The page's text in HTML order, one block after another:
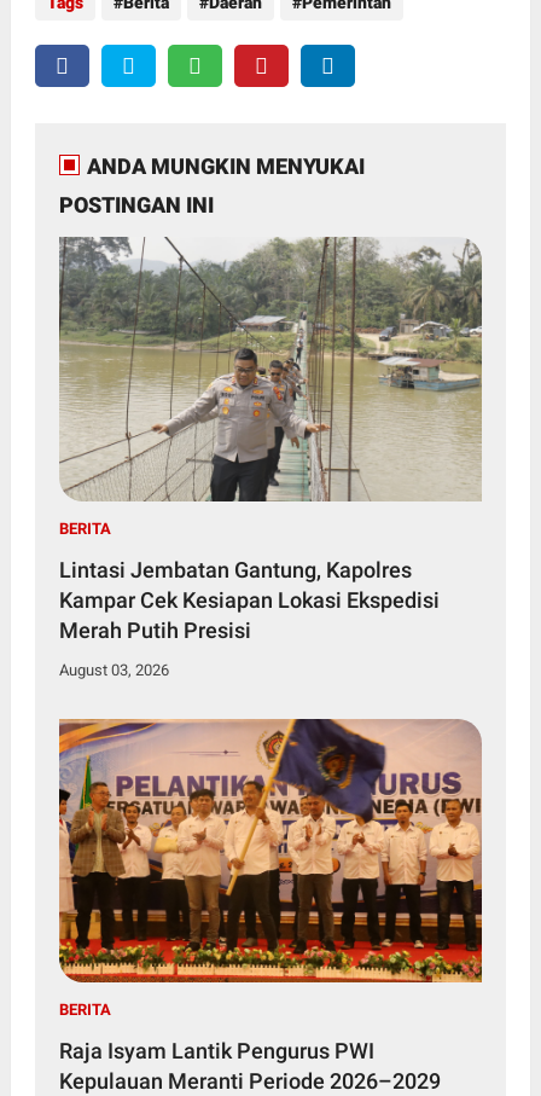
ANDA MUNGKIN MENYUKAI
POSTINGAN INI
BERITA
Lintasi Jembatan Gantung, Kapolres
Kampar Cek Kesiapan Lokasi Ekspedisi
Merah Putih Presisi
August 03, 2026
BERITA
Raja Isyam Lantik Pengurus PWI
Kepulauan Meranti Periode 2026–2029